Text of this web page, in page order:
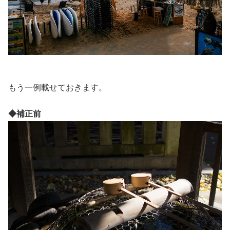
もう一例載せておきます。
◆補正前